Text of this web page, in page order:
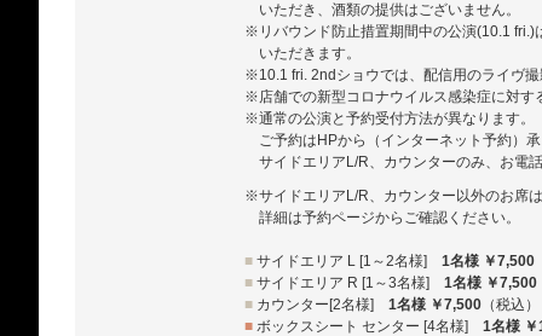
いただき、酒類の提供はございません。
※リバウンド防止措置期間中の公演(10.1 fri.)
いただきます。
※10.1 fri. 2ndショウでは、配信用のライヴ
※店舗での新型コロナウイルス感染症に対す
※通常の公演と予約受付方法が異なります。
ご予約はHPから（インターネット予約）
サイドエリアL/R、カウンターのみ、お電
※サイドエリアL/R、カウンター以外のお席
詳細は予約ページからご確認ください。
■ サイドエリア L [1～2名様] 1名様 ￥7,500
■ サイドエリア R [1～3名様] 1名様 ￥7,500
■ カウンター[2名様] 1名様 ￥7,500 （税込）
■ ボックスシート センター [4名様] 1名様